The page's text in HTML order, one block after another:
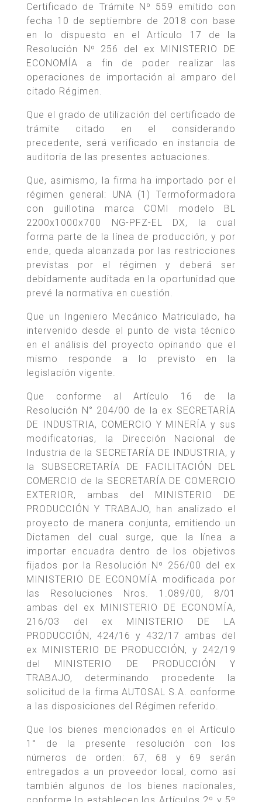
Certificado de Trámite Nº 559 emitido con
fecha 10 de septiembre de 2018 con base
en lo dispuesto en el Artículo 17 de la
Resolución Nº 256 del ex MINISTERIO DE
ECONOMÍA a fin de poder realizar las
operaciones de importación al amparo del
citado Régimen.
Que el grado de utilización del certificado de
trámite citado en el considerando
precedente, será verificado en instancia de
auditoria de las presentes actuaciones.
Que, asimismo, la firma ha importado por el
régimen general: UNA (1) Termoformadora
con guillotina marca COMI modelo BL
2200x1000x700 NG-PFZ-EL DX, la cual
forma parte de la línea de producción, y por
ende, queda alcanzada por las restricciones
previstas por el régimen y deberá ser
debidamente auditada en la oportunidad que
prevé la normativa en cuestión.
Que un Ingeniero Mecánico Matriculado, ha
intervenido desde el punto de vista técnico
en el análisis del proyecto opinando que el
mismo responde a lo previsto en la
legislación vigente.
Que conforme al Artículo 16 de la
Resolución N° 204/00 de la ex SECRETARÍA
DE INDUSTRIA, COMERCIO Y MINERÍA y sus
modificatorias, la Dirección Nacional de
Industria de la SECRETARÍA DE INDUSTRIA, y
la SUBSECRETARÍA DE FACILITACIÓN DEL
COMERCIO de la SECRETARÍA DE COMERCIO
EXTERIOR, ambas del MINISTERIO DE
PRODUCCIÓN Y TRABAJO, han analizado el
proyecto de manera conjunta, emitiendo un
Dictamen del cual surge, que la línea a
importar encuadra dentro de los objetivos
fijados por la Resolución Nº 256/00 del ex
MINISTERIO DE ECONOMÍA modificada por
las Resoluciones Nros. 1.089/00, 8/01
ambas del ex MINISTERIO DE ECONOMÍA,
216/03 del ex MINISTERIO DE LA
PRODUCCIÓN, 424/16 y 432/17 ambas del
ex MINISTERIO DE PRODUCCIÓN, y 242/19
del MINISTERIO DE PRODUCCIÓN Y
TRABAJO, determinando procedente la
solicitud de la firma AUTOSAL S.A. conforme
a las disposiciones del Régimen referido.
Que los bienes mencionados en el Artículo
1° de la presente resolución con los
números de orden: 67, 68 y 69 serán
entregados a un proveedor local, como así
también algunos de los bienes nacionales,